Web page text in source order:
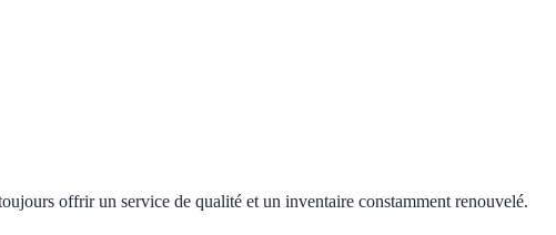
offrir un service de qualité et un inventaire constamment renouvelé.